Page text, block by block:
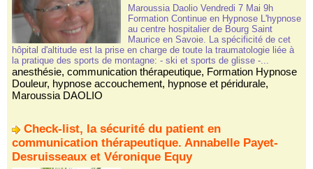
Maroussia Daolio Vendredi 7 Mai 9h
Formation Continue en Hypnose L'hypnose
au centre hospitalier de Bourg Saint
Maurice en Savoie. La spécificité de cet
hôpital d'altitude est la prise en charge de toute la traumatologie liée à
la pratique des sports de montagne: - ski et sports de glisse -...
anesthésie, communication thérapeutique, Formation Hypnose
Douleur, hypnose accouchement, hypnose et péridurale,
Maroussia DAOLIO
Check-list, la sécurité du patient en
communication thérapeutique. Annabelle Payet-
Desruisseaux et Véronique Equy